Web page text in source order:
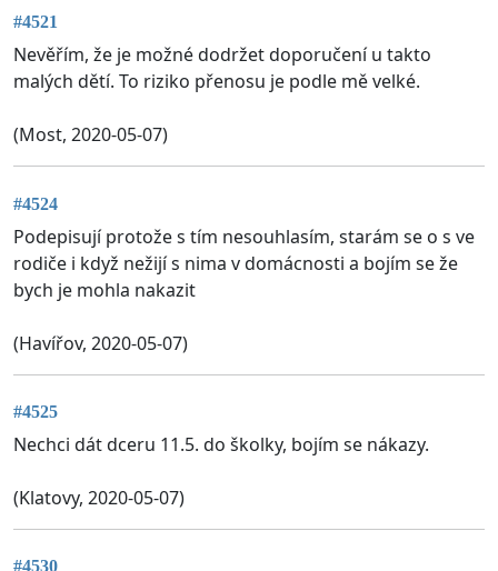
#4521
Nevěřím, že je možné dodržet doporučení u takto
malých dětí. To riziko přenosu je podle mě velké.
(Most, 2020-05-07)
#4524
Podepisují protože s tím nesouhlasím, starám se o s ve
rodiče i když nežijí s nima v domácnosti a bojím se že
bych je mohla nakazit
(Havířov, 2020-05-07)
#4525
Nechci dát dceru 11.5. do školky, bojím se nákazy.
(Klatovy, 2020-05-07)
#4530